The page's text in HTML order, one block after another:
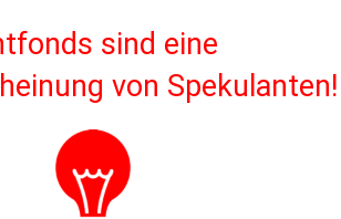
sind eine
von Spekulanten!